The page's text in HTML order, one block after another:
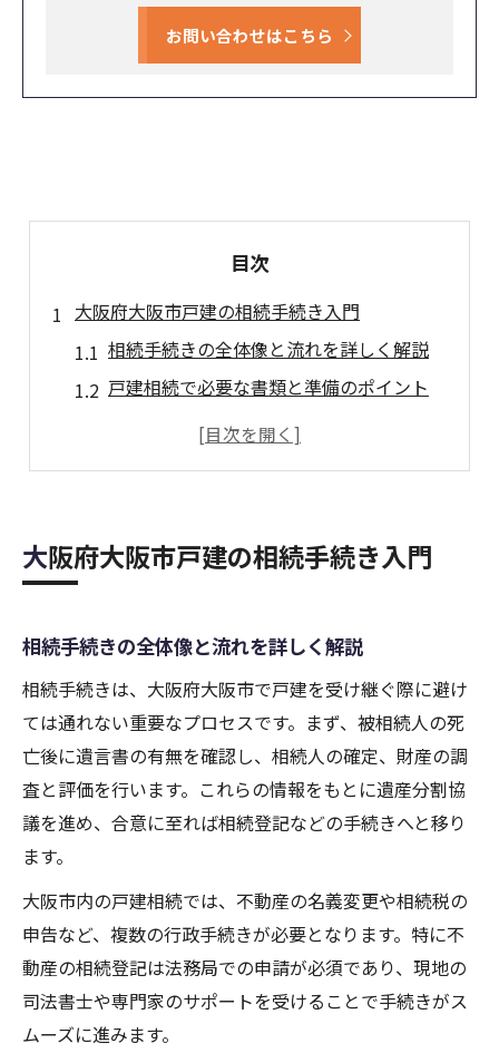
お問い合わせはこちら
目次
大阪府大阪市戸建の相続手続き入門
相続手続きの全体像と流れを詳しく解説
戸建相続で必要な書類と準備のポイント
相続でよくある誤解や注意点について
相続なら戸建不動産の流れを徹底解説
戸建不動産の相続で知っておきたい流れ
遺産分割と相続登記の正しい手順とは
相続なら専門家への依頼タイミングを知る
戸建相続における書類提出と注意事項
安心の相続へ専門家選びの極意
相続に強い専門家の選び方と比較ポイント
弁護士・司法書士それぞれの役割とは
相続相談時の無料サービス活用術
司法書士による相続登記が必要な理由
相続登記を司法書士に依頼するメリット
大阪府大阪市戸建の相続手続き入門
相続手続きの全体像と流れを詳しく解説
相続手続きは、大阪府大阪市で戸建を受け継ぐ際に避け
ては通れない重要なプロセスです。まず、被相続人の死
亡後に遺言書の有無を確認し、相続人の確定、財産の調
査と評価を行います。これらの情報をもとに遺産分割協
議を進め、合意に至れば相続登記などの手続きへと移り
ます。
大阪市内の戸建相続では、不動産の名義変更や相続税の
申告など、複数の行政手続きが必要となります。特に不
動産の相続登記は法務局での申請が必須であり、現地の
司法書士や専門家のサポートを受けることで手続きがス
ムーズに進みます。